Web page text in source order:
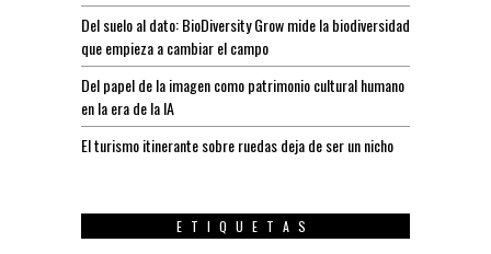
Del suelo al dato: BioDiversity Grow mide la biodiversidad
que empieza a cambiar el campo
Del papel de la imagen como patrimonio cultural humano
en la era de la IA
El turismo itinerante sobre ruedas deja de ser un nicho
ETIQUETAS